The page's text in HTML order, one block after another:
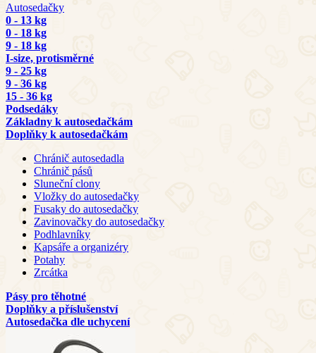
Autosedačky
0 - 13 kg
0 - 18 kg
9 - 18 kg
I-size, protisměrné
9 - 25 kg
9 - 36 kg
15 - 36 kg
Podsedáky
Základny k autosedačkám
Doplňky k autosedačkám
Chránič autosedadla
Chránič pásů
Sluneční clony
Vložky do autosedačky
Fusaky do autosedačky
Zavinovačky do autosedačky
Podhlavníky
Kapsáře a organizéry
Potahy
Zrcátka
Pásy pro těhotné
Doplňky a příslušenství
Autosedačka dle uchycení